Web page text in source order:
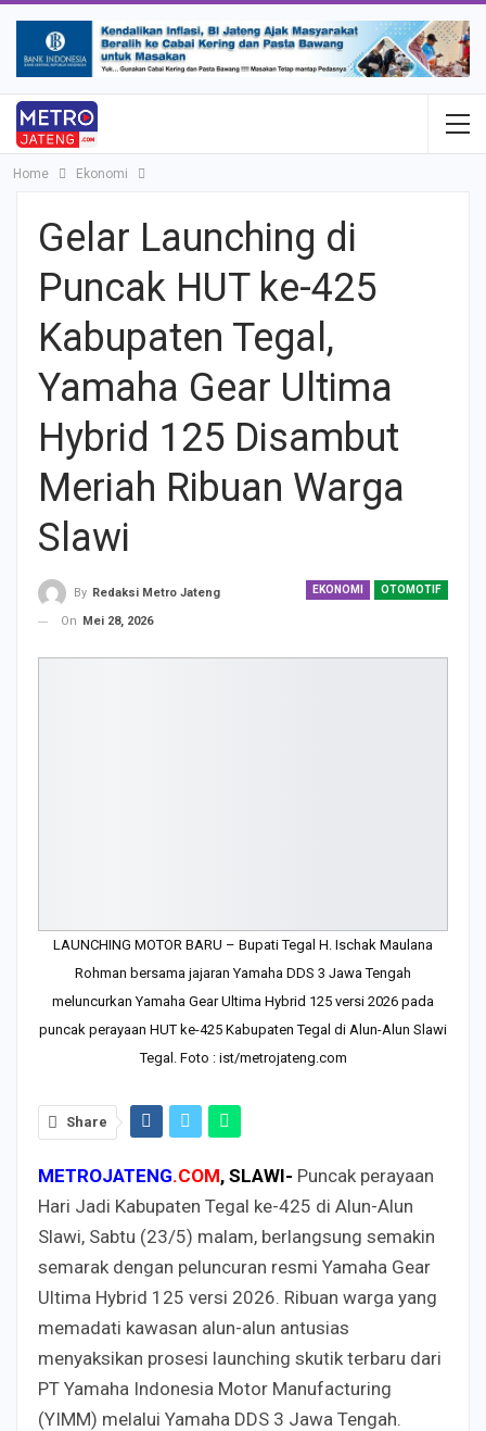
Home Ekonomi
Gelar Launching di
Puncak HUT ke-425
Kabupaten Tegal,
Yamaha Gear Ultima
Hybrid 125 Disambut
Meriah Ribuan Warga
Slawi
EKONOMI OTOMOTIF
By Redaksi Metro Jateng
On
Mei 28, 2026
LAUNCHING MOTOR BARU – Bupati Tegal H. Ischak Maulana
Rohman bersama jajaran Yamaha DDS 3 Jawa Tengah
meluncurkan Yamaha Gear Ultima Hybrid 125 versi 2026 pada
puncak perayaan HUT ke-425 Kabupaten Tegal di Alun-Alun Slawi
Tegal. Foto : ist/metrojateng.com
Share
METROJATENG.COM, SLAWI- Puncak perayaan
Hari Jadi Kabupaten Tegal ke-425 di Alun-Alun
Slawi, Sabtu (23/5) malam, berlangsung semakin
semarak dengan peluncuran resmi Yamaha Gear
Ultima Hybrid 125 versi 2026. Ribuan warga yang
memadati kawasan alun-alun antusias
menyaksikan prosesi launching skutik terbaru dari
PT Yamaha Indonesia Motor Manufacturing
(YIMM) melalui Yamaha DDS 3 Jawa Tengah.